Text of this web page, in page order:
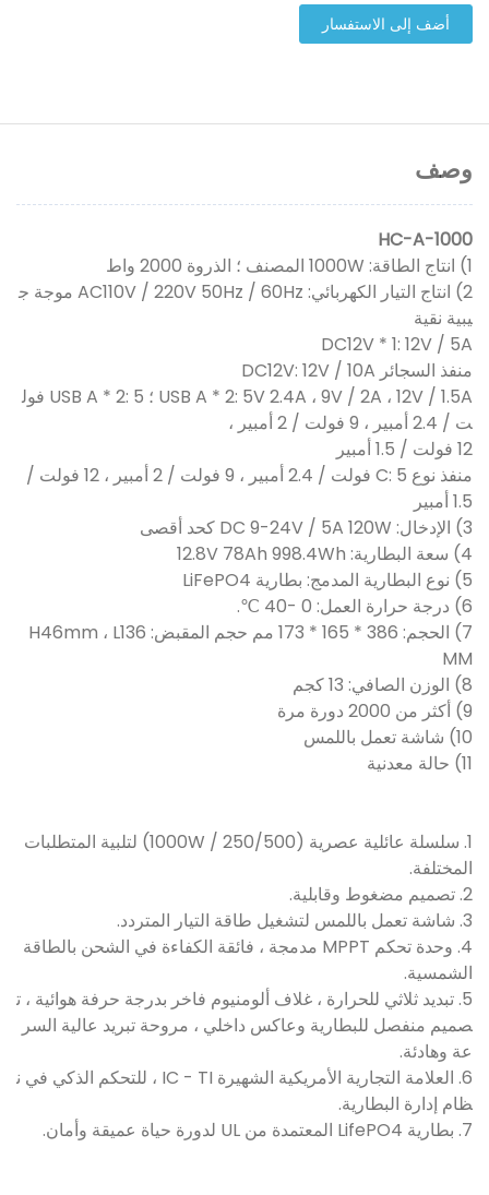
أضف إلى الاستفسار
وصف
HC-A-1000
1) انتاج الطاقة: 1000W المصنف ؛ الذروة 2000 واط
2) انتاج التيار الكهربائي: AC110V / 220V 50Hz / 60Hz موجة ج
يبية نقية
DC12V * 1: 12V / 5A
منفذ السجائر DC12V: 12V / 10A
USB A * 2: 5V 2.4A ، 9V / 2A ، 12V / 1.5A ؛ USB A * 2: 5 فول
ت / 2.4 أمبير ، 9 فولت / 2 أمبير ،
12 فولت / 1.5 أمبير
منفذ نوع C: 5 فولت / 2.4 أمبير ، 9 فولت / 2 أمبير ، 12 فولت /
1.5 أمبير
3) الإدخال: DC 9-24V / 5A 120W كحد أقصى
4) سعة البطارية: 12.8V 78Ah 998.4Wh
5) نوع البطارية المدمج: بطارية LiFePO4
6) درجة حرارة العمل: 0 -40 ℃.
7) الحجم: 386 * 165 * 173 مم حجم المقبض: H46mm ، L136
MM
8) الوزن الصافي: 13 كجم
9) أكثر من 2000 دورة مرة
10) شاشة تعمل باللمس
11) حالة معدنية
1. سلسلة عائلية عصرية (250/500 / 1000W) لتلبية المتطلبات
المختلفة.
2. تصميم مضغوط وقابلية.
3. شاشة تعمل باللمس لتشغيل طاقة التيار المتردد.
4. وحدة تحكم MPPT مدمجة ، فائقة الكفاءة في الشحن بالطاقة
الشمسية.
5. تبديد ثلاثي للحرارة ، غلاف ألومنيوم فاخر بدرجة حرفة هوائية ، ت
صميم منفصل للبطارية وعاكس داخلي ، مروحة تبريد عالية السر
عة وهادئة.
6. العلامة التجارية الأمريكية الشهيرة IC - TI ، للتحكم الذكي في ن
ظام إدارة البطارية.
7. بطارية LifePO4 المعتمدة من UL لدورة حياة عميقة وأمان.